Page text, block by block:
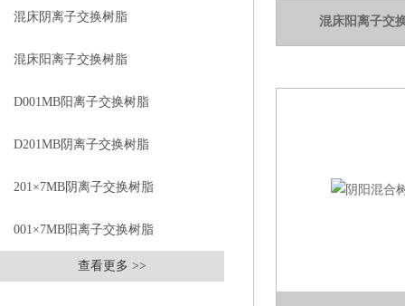
混床阴离子交换树脂
混床阳离子交换树脂
D001MB阳离子交换树脂
D201MB阴离子交换树脂
201×7MB阴离子交换树脂
001×7MB阳离子交换树脂
查看更多 >>
混床阳离子交